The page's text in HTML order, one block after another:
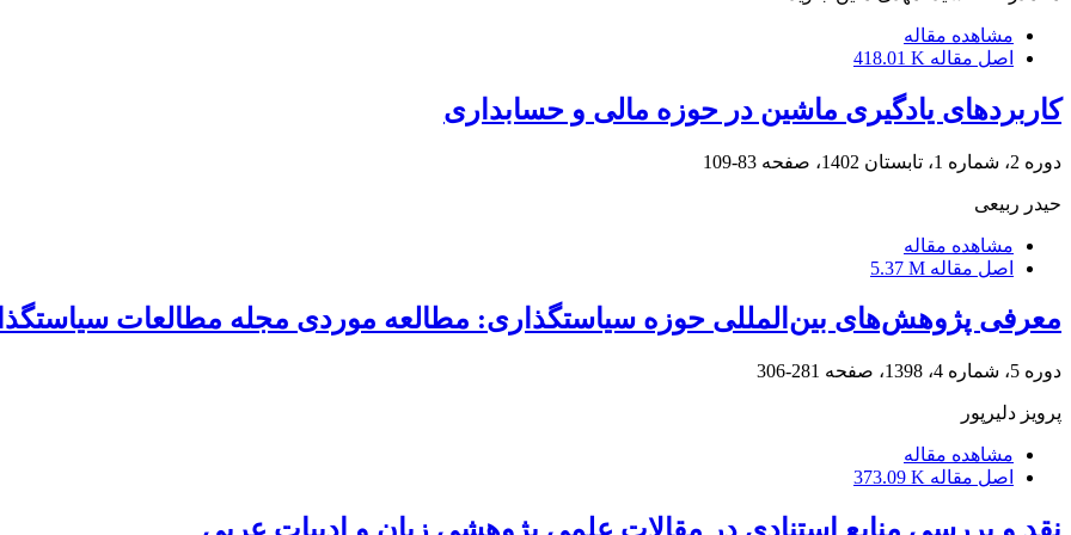
مشاهده مقاله
اصل مقاله 418.01 K
کاربردهای یادگیری ماشین در حوزه مالی و حسابداری
دوره 2، شماره 1، تابستان 1402، صفحه 83-109
حیدر ربیعی
مشاهده مقاله
اصل مقاله 5.37 M
معرفی پژوهش‌های بین‌المللی حوزه سیاستگذاری: مطالعه موردی مجله مطالعات
دوره 5، شماره 4، 1398، صفحه 281-306
پرویز دلیرپور
مشاهده مقاله
اصل مقاله 373.09 K